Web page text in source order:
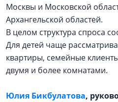
Москвы и Московской
Архангельской областей.
В целом структура спроса
Для детей чаще
квартиры, семейные
двумя и более комнатами.
Юлия Бикбулатова,